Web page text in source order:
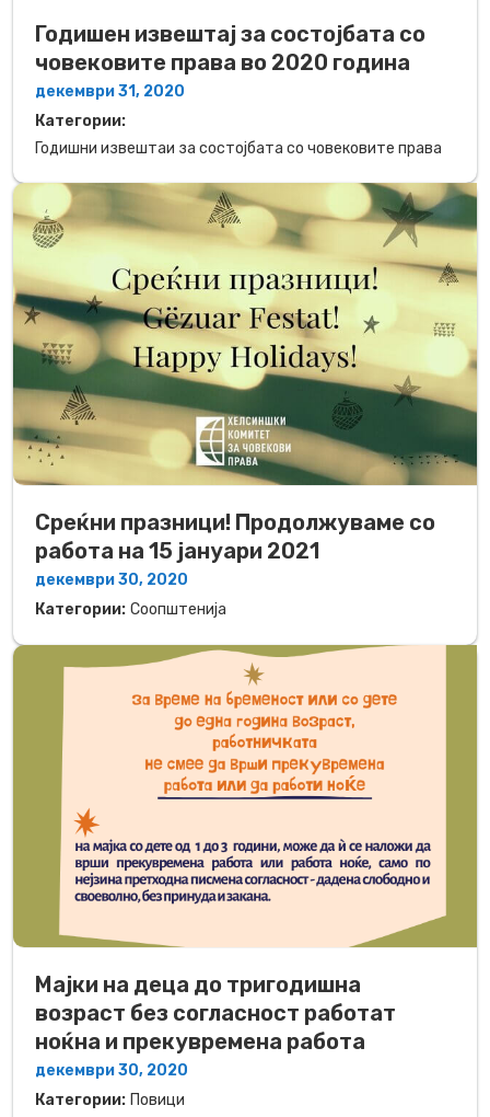
Годишен извештај за состојбата со
човековите права во 2020 година
декември 31, 2020
Категории:
Годишни извештаи за состојбата со човековите права
Среќни празници! Продолжуваме со
работа на 15 јануари 2021
декември 30, 2020
Категории: Соопштенија
Мајки на деца до тригодишна
возраст без согласност работат
ноќна и прекувремена работа
декември 30, 2020
Категории: Повици